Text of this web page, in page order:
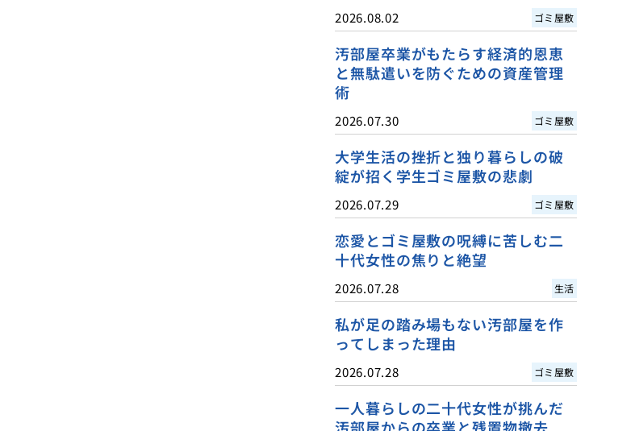
2026.08.02 ゴミ屋敷
汚部屋卒業がもたらす経済的恩恵
と無駄遣いを防ぐための資産管理
術
2026.07.30 ゴミ屋敷
大学生活の挫折と独り暮らしの破
綻が招く学生ゴミ屋敷の悲劇
2026.07.29 ゴミ屋敷
恋愛とゴミ屋敷の呪縛に苦しむ二
十代女性の焦りと絶望
2026.07.28 生活
私が足の踏み場もない汚部屋を作
ってしまった理由
2026.07.28 ゴミ屋敷
一人暮らしの二十代女性が挑んだ